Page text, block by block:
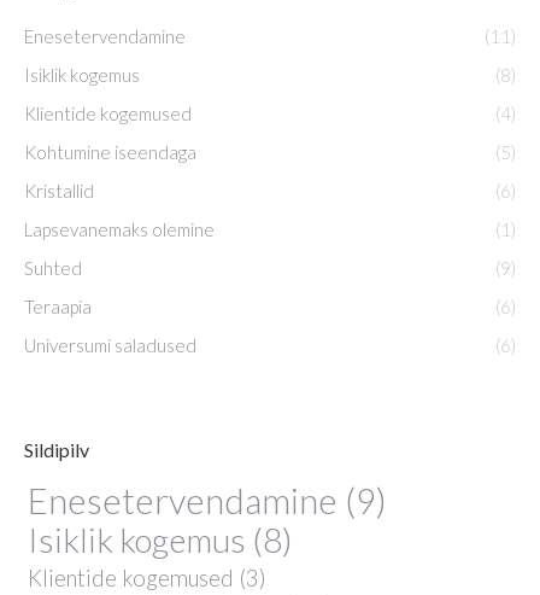
Enesetervendamine
(11)
Isiklik kogemus
(8)
Klientide kogemused
(4)
Kohtumine iseendaga
(5)
Kristallid
(6)
Lapsevanemaks olemine
(1)
Suhted
(9)
Teraapia
(6)
Universumi saladused
(6)
Sildipilv
Enesetervendamine (9)
Isiklik kogemus (8)
Klientide kogemused (3)